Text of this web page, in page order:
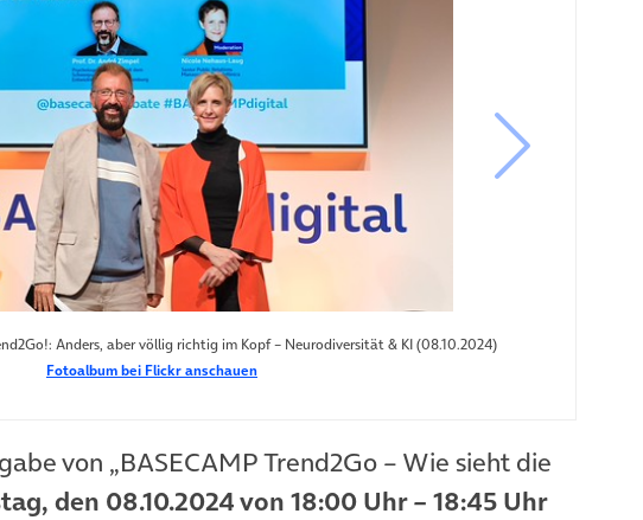
Anders, aber völlig richtig im Kopf – Neurodiversität & KI (08.10.2024)
nächstes
Fotoalbum bei Flickr anschauen
von „BASECAMP Trend2Go – Wie sieht die
den 08.10.2024 von 18:00 Uhr – 18:45 Uhr